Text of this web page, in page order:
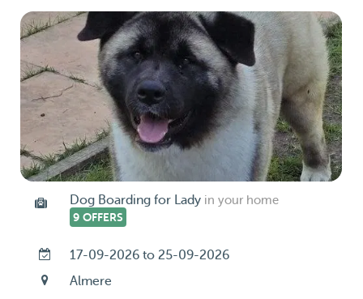
Dog Boarding for Lady in your home
9 OFFERS
17-09-2026 to 25-09-2026
Almere